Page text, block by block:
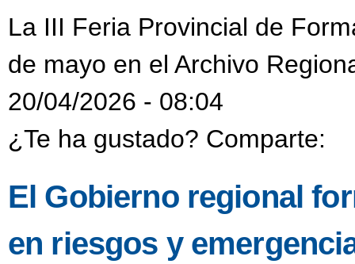
La III Feria Provincial de
de mayo en el Archivo
20/04/2026 - 08:04
¿Te ha gustado? Comparte:
El Gobierno regional
en riesgos y